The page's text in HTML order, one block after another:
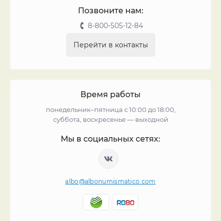
Позвоните нам:
8-800-505-12-84
Перейти в контакты
Время работы
понедельник–пятница с 10:00 до 18:00,
суббота, воскресенье — выходной
Мы в социальных сетях:
albo@albonumismatico.com